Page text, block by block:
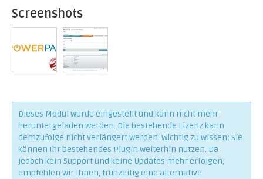
Screenshots
Dieses Modul wurde eingestellt und kann nicht mehr
heruntergeladen werden. Die bestehende Lizenz kann
demzufolge nicht verlängert werden. Wichtig zu wissen: Sie
können Ihr bestehendes Plugin weiterhin nutzen. Da
jedoch kein Support und keine Updates mehr erfolgen,
empfehlen wir Ihnen, frühzeitig eine alternative